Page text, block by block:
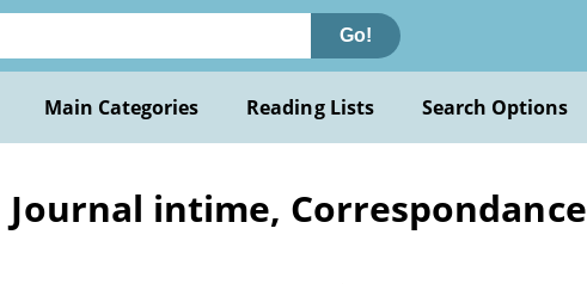
Go!
Main Categories Reading Lists Search Options
intime, Correspondance